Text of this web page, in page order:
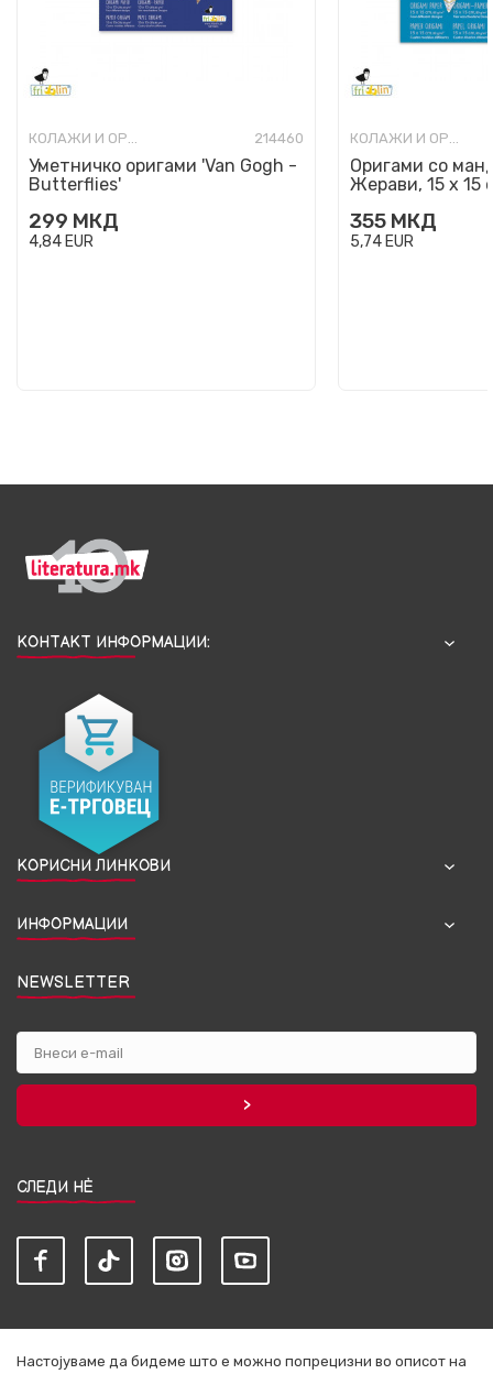
КОЛАЖИ И ОРИГАМИ 214460
Уметничко оригами 'Van Gogh -
Butterflies'
299 МКД
4,84EUR
КОЛАЖИ И ОРИГАМИ
Оригами со
Жерави, 15 x 15
355 МКД
5,74EUR
КОНТАКТ ИНФОРМАЦИИ:
КОРИСНИ ЛИНКОВИ
ИНФОРМАЦИИ
NEWSLETTER
СЛЕДИ НЀ
Настојуваме да бидеме што е можно попрецизни во описот на